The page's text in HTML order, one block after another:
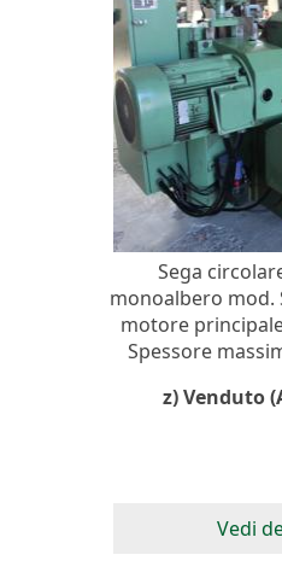
Sega
monoalbero mod.
motore
Spessore
z) Venduto
Vedi